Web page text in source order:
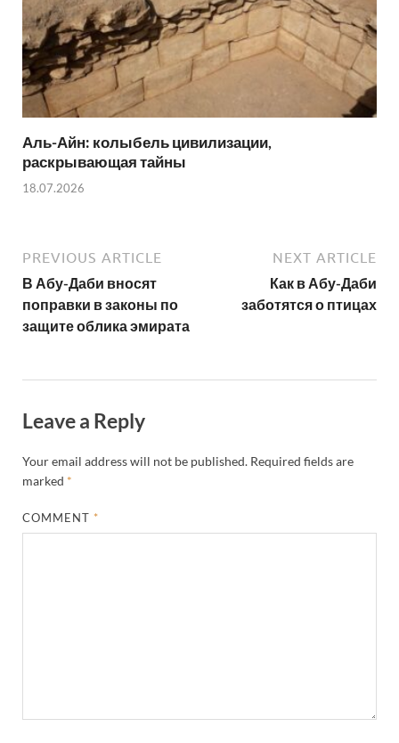
Аль-Айн: колыбель цивилизации,
раскрывающая тайны
18.07.2026
PREVIOUS ARTICLE
В Абу-Даби вносят
поправки в законы по
защите облика эмирата
NEXT ARTICLE
Как в Абу-Даби
заботятся о птицах
Leave a Reply
Your email address will not be published. Required fields are
marked *
COMMENT *